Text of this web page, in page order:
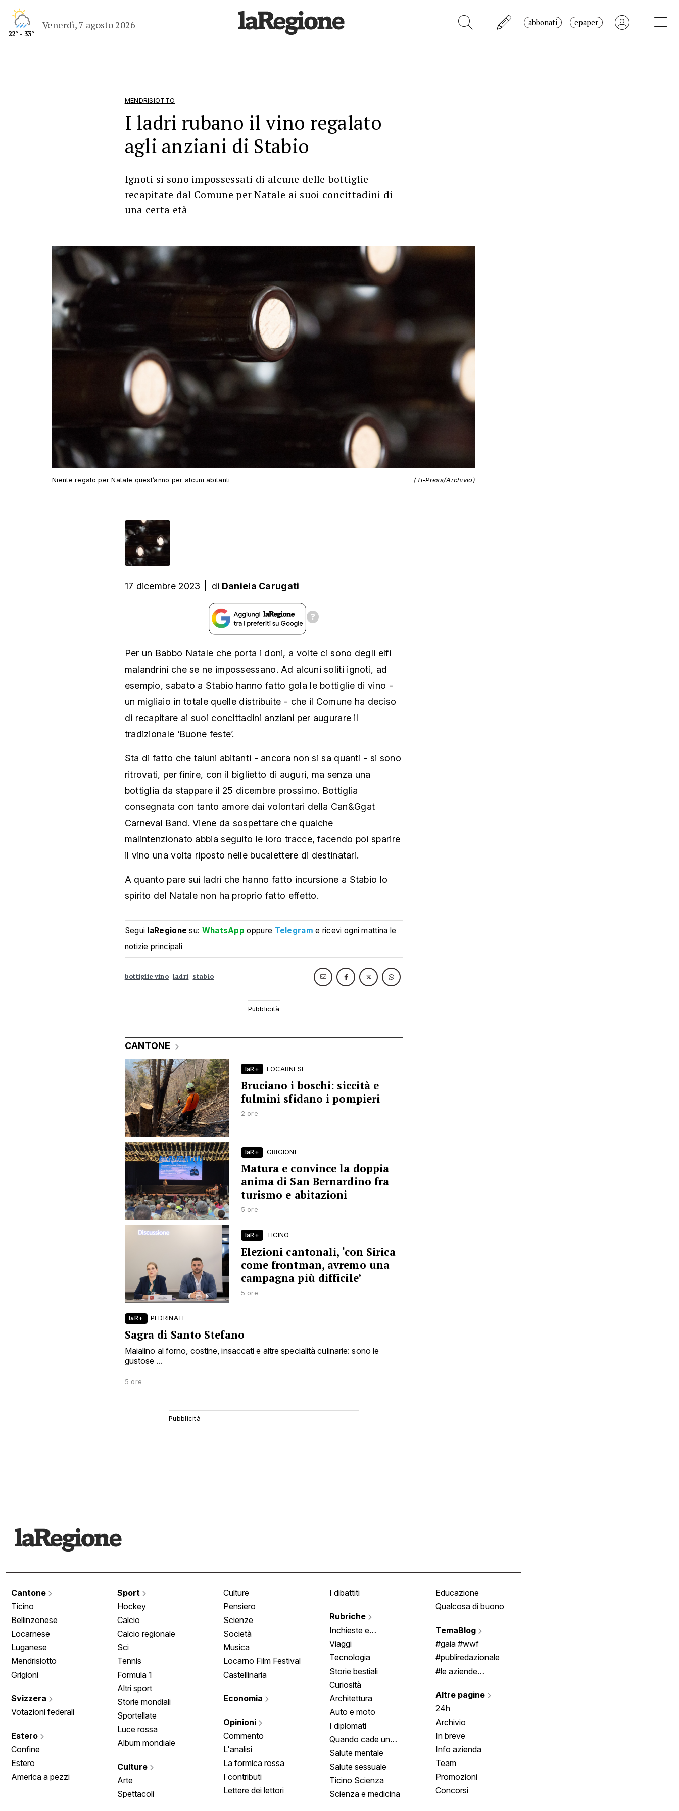
22° - 33°
Venerdì, 7 agosto 2026 abbonati epaper
MENDRISIOTTO
I ladri rubano il vino regalato
agli anziani di Stabio
Ignoti si sono impossessati di alcune delle bottiglie
recapitate dal Comune per Natale ai suoi concittadini di
una certa età
Niente regalo per Natale quest’anno per alcuni abitanti (Ti-Press/Archivio)
17 dicembre 2023 di Daniela Carugati
Per un Babbo Natale che porta i doni, a volte ci sono degli elfi
malandrini che se ne impossessano. Ad alcuni soliti ignoti, ad
esempio, sabato a Stabio hanno fatto gola le bottiglie di vino -
un migliaio in totale quelle distribuite - che il Comune ha deciso
di recapitare ai suoi concittadini anziani per augurare il
tradizionale ‘Buone feste’.
Sta di fatto che taluni abitanti - ancora non si sa quanti - si sono
ritrovati, per finire, con il biglietto di auguri, ma senza una
bottiglia da stappare il 25 dicembre prossimo. Bottiglia
consegnata con tanto amore dai volontari della Can&Ggat
Carneval Band. Viene da sospettare che qualche
malintenzionato abbia seguito le loro tracce, facendo poi sparire
il vino una volta riposto nelle bucalettere di destinatari.
A quanto pare sui ladri che hanno fatto incursione a Stabio lo
spirito del Natale non ha proprio fatto effetto.
Segui laRegione su: WhatsApp oppure Telegram e ricevi ogni mattina le
notizie principali
bottiglie vino ladri stabio
CANTONE
laR+ LOCARNESE
Bruciano i boschi: siccità e
fulmini sfidano i pompieri
2 ore
laR+ GRIGIONI
Matura e convince la doppia
anima di San Bernardino fra
turismo e abitazioni
5 ore
laR+ TICINO
Elezioni cantonali, ‘con Sirica
come frontman, avremo una
campagna più difficile’
5 ore
laR+ PEDRINATE
Sagra di Santo Stefano
Maialino al forno, costine, insaccati e altre specialità culinarie: sono le
gustose ...
5 ore
Cantone
Ticino
Bellinzonese
Locarnese
Luganese
Mendrisiotto
Grigioni
Svizzera
Votazioni federali
Estero
Confine
Estero
America a pezzi
Sport
Hockey
Calcio
Calcio regionale
Sci
Tennis
Formula 1
Altri sport
Storie mondiali
Sportellate
Luce rossa
Album mondiale
Culture
Arte
Spettacoli
Culture
Pensiero
Scienze
Società
Musica
Locarno Film Festival
Castellinaria
Economia
Opinioni
Commento
L'analisi
La formica rossa
I contributi
Lettere dei lettori
I dibattiti
Rubriche
Inchieste e
approfondimenti
Viaggi
Tecnologia
Storie bestiali
Curiosità
Architettura
Auto e moto
I diplomati
Quando cade un
quadro
Salute mentale
Salute sessuale
Ticino Scienza
Scienza e medicina
Educazione
Qualcosa di buono
TemaBlog
#gaia #wwf
#publiredazionale
#le aziende
Altre pagine
24h
Archivio
In breve
Info azienda
Team
Promozioni
Concorsi